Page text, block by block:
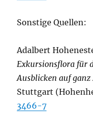
Sonstige Quellen:
Adalbert
Exkursionsflora für
Ausblicken auf
Stuttgart
3466-7